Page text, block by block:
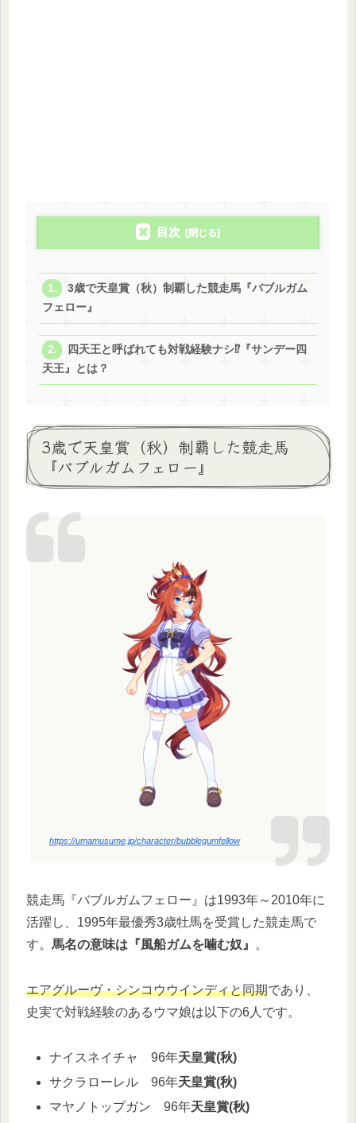
目次
3歳で天皇賞（秋）制覇した競走馬『バブルガム
フェロー』
四天王と呼ばれても対戦経験ナシ⁉『サンデー四
天王』とは？
3歳で天皇賞（秋）制覇した競走馬
『バブルガムフェロー』
https://umamusume.jp/character/bubblegumfellow
競走馬『バブルガムフェロー』は1993年～2010年に
活躍し、1995年最優秀3歳牡馬を受賞した競走馬で
す。 馬名の意味は『風船ガムを噛む奴』 。
エアグルーヴ・シンコウウインディと同期であり、
史実で対戦経験のあるウマ娘は以下の6人です。
ナイスネイチャ 96年天皇賞(秋)
サクラローレル 96年天皇賞(秋)
マヤノトップガン 96年天皇賞(秋)